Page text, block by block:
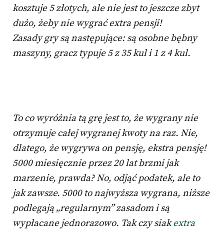
kosztuje 5 złotych, ale nie jest to jeszcze zbyt
dużo, żeby nie wygrać extra pensji!
Zasady gry są następujące: są osobne bębny
maszyny, gracz typuje 5 z 35 kul i 1 z 4 kul.
To co wyróżnia tą grę jest to, że wygrany nie
otrzymuje całej wygranej kwoty na raz. Nie,
dlatego, że wygrywa on pensję, ekstra pensję!
5000 miesięcznie przez 20 lat brzmi jak
marzenie, prawda? No, odjąć podatek, ale to
jak zawsze. 5000 to najwyższa wygrana, niższe
podlegają „regularnym” zasadom i są
wypłacane jednorazowo. Tak czy siakextra